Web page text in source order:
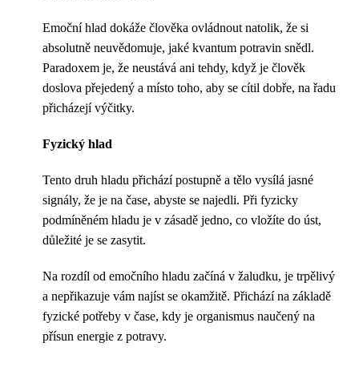
Emoční hlad dokáže člověka ovládnout natolik, že si
absolutně neuvědomuje, jaké kvantum potravin snědl.
Paradoxem je, že neustává ani tehdy, když je člověk
doslova přejedený a místo toho, aby se cítil dobře, na řadu
přicházejí výčitky.
Fyzický hlad
Tento druh hladu přichází postupně a tělo vysílá jasné
signály, že je na čase, abyste se najedli. Při fyzicky
podmíněném hladu je v zásadě jedno, co vložíte do úst,
důležité je se zasytit.
Na rozdíl od emočního hladu začíná v žaludku, je trpělivý
a nepřikazuje vám najíst se okamžitě. Přichází na základě
fyzické potřeby v čase, kdy je organismus naučený na
přísun energie z potravy.